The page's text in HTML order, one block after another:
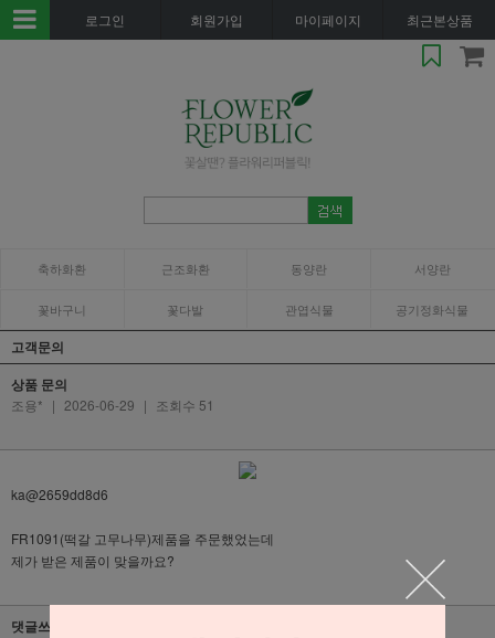
로그인 회원가입 마이페이지 최근본상품
축하화환 근조화환 동양란 서양란
꽃바구니 꽃다발 관엽식물 공기정화식물
고객문의
상품 문의
조용* | 2026-06-29 | 조회수 51
ka@2659dd8d6
FR1091(떡갈 고무나무)제품을 주문했었는데
제가 받은 제품이 맞을까요?
댓글쓰기